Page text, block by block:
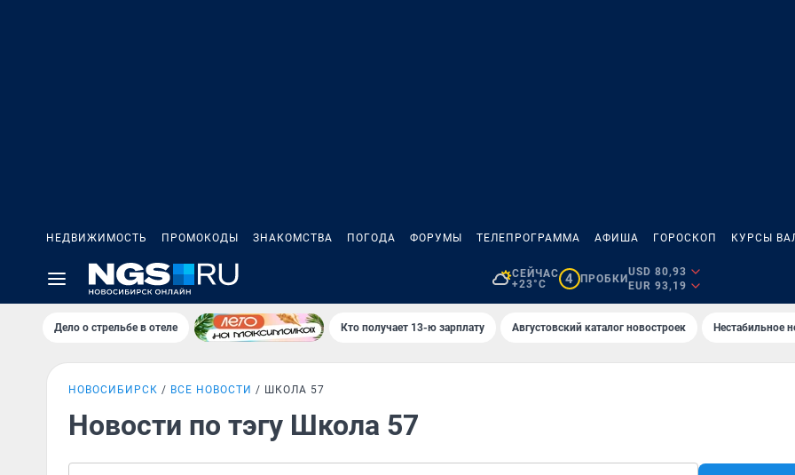
НЕДВИЖИМОСТЬ ПРОМОКОДЫ ЗНАКОМСТВА ПОГОДА ФОРУМЫ ТЕЛЕПРОГРАММА АФИША ГОРОСКОП КУРСЫ
СЕЙЧАС
+23°C
4 ПРОБКИ
USD 80,93
EUR 93,19
Дело о стрельбе в отеле Кто получает 13-ю зарплату Августовский каталог новостроек Нестабильное
НОВОСИБИРСК ВСЕ НОВОСТИ ШКОЛА 57
Новости по тэгу Школа 57